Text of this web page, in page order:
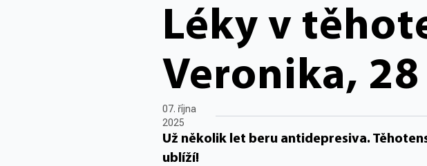
Léky v
Veronika, 28
07. října
2025
Už několik let beru antidepresiva.
ublíží!